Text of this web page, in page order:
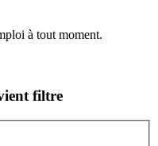
à tout moment.
filtre